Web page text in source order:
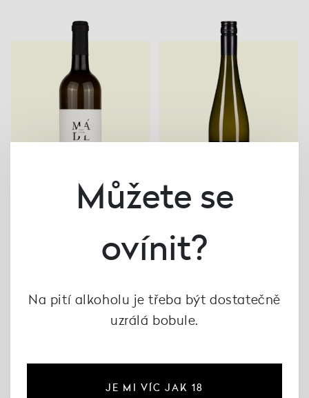
Rulandské šedé 2025,
František Mádl
Tramín červený 2025, ZD
- Němčičky
Můžete se
ovínit?
Na pití alkoholu je třeba být dostatečně
uzrálá bobule.
JE MI VÍC JAK 18